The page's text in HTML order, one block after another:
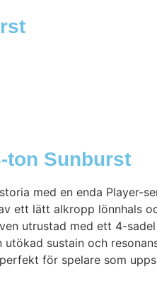
ton Sunburst
med en enda Player-
ett lätt alkropp lönnhals
utrustad med ett 4-
sustain och
för spelare som